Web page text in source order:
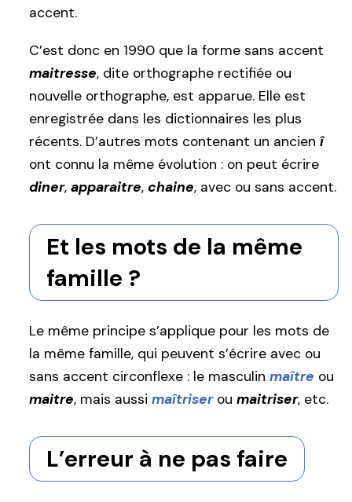
accent.
C’est donc en 1990 que la forme sans accent
maitresse, dite orthographe rectifiée ou
nouvelle orthographe, est apparue. Elle est
enregistrée dans les dictionnaires les plus
récents. D’autres mots contenant un ancien î
ont connu la même évolution : on peut écrire
diner, apparaitre, chaine, avec ou sans accent.
Et les mots de la même
famille ?
Le même principe s’applique pour les mots de
la même famille, qui peuvent s’écrire avec ou
sans accent circonflexe : le masculin maître ou
maitre, mais aussi maîtriserou maitriser, etc.
L’erreur à ne pas faire